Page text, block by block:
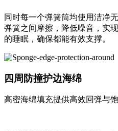
同时每一个弹簧筒均使用洁净
弹簧之间摩擦，降低噪音，实
的睡眠，确保都能有效支撑。
四周防撞护边海绵
高密海绵填充提供高效回弹与